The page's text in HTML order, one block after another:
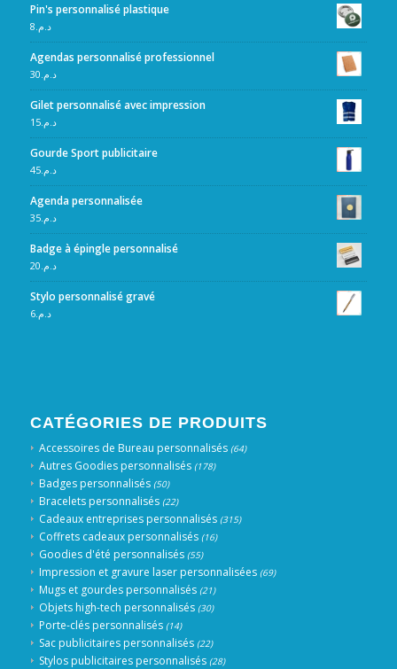
Pin's personnalisé plastique
د.م. 8
Agendas personnalisé professionnel
د.م. 30
Gilet personnalisé avec impression
د.م.15
Gourde Sport publicitaire
د.م.45
Agenda personnalisée
د.م.35
Badge à épingle personnalisé
د.م. 20
Stylo personnalisé gravé
د.م.6
CATÉGORIES DE PRODUITS
Accessoires de Bureau personnalisés (64)
Autres Goodies personnalisés (178)
Badges personnalisés (50)
Bracelets personnalisés (22)
Cadeaux entreprises personnalisés (315)
Coffrets cadeaux personnalisés (16)
Goodies d'été personnalisés (55)
Impression et gravure laser personnalisées (69)
Mugs et gourdes personnalisés (21)
Objets high-tech personnalisés (30)
Porte-clés personnalisés (14)
Sac publicitaires personnalisés (22)
Stylos publicitaires personnalisés (28)